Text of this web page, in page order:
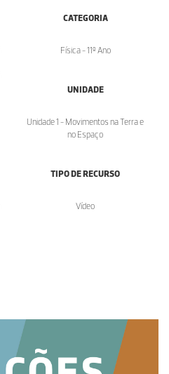
CATEGORIA
Física - 11º Ano
UNIDADE
Unidade 1 - Movimentos na Terra e
no Espaço
TIPO DE RECURSO
Vídeo